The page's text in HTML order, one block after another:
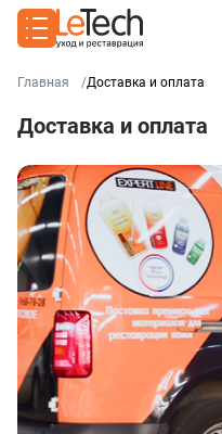
Главная Доставка и оплата
Доставка и оплата